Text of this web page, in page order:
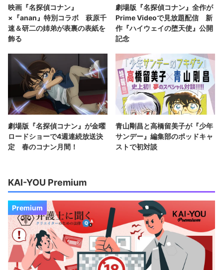
映画『名探偵コナン』
×『anan』特別コラボ 萩原千
速＆研二の姉弟が表裏の表紙を
飾る
劇場版『名探偵コナン』全作が
Prime Videoで見放題配信 新
作『ハイウェイの堕天使』公開
記念
劇場版『名探偵コナン』が金曜
ロードショーで4週連続放送決
定 春のコナン月間！
青山剛昌と高橋留美子が『少年
サンデー』編集部のポッドキャ
ストで初対談
KAI-YOU Premium
Premium